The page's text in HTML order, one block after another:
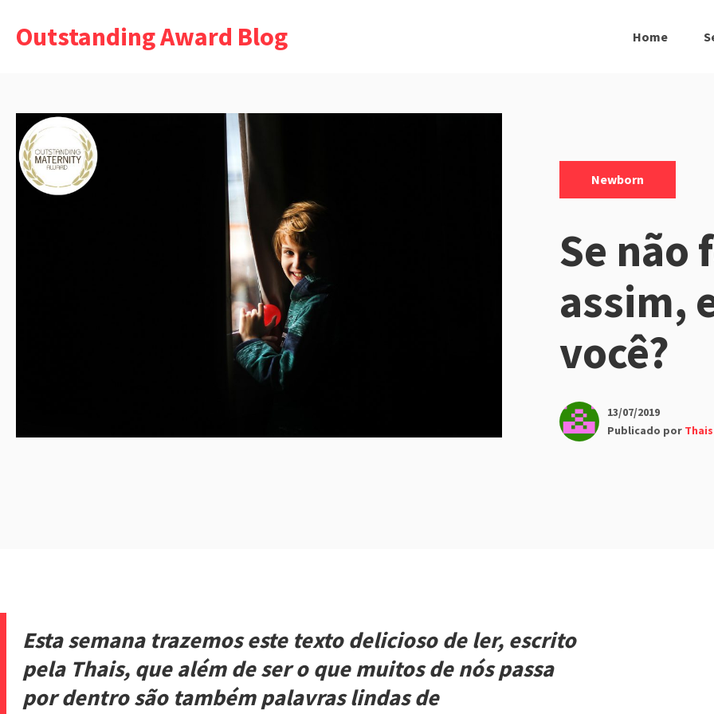
paraOutstanding Award Blog Home
Newborn
Se não
assim,
você?
13/07/2019
Publicado por
Esta semana trazemos este texto delicioso de ler, escrito
pela Thais, que além de ser o que muitos de nós passa
por dentro são também palavras lindas de